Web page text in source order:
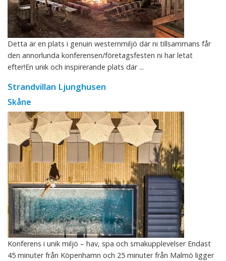
Detta är en plats i genuin westernmiljö där ni tillsammans får
den annorlunda konferensen/företagsfesten ni har letat
efter!En unik och inspirerande plats där ...
Strandvillan Ljunghusen
Skåne
Konferens i unik miljö – hav, spa och smakupplevelser Endast
45 minuter från Köpenhamn och 25 minuter från Malmö ligger